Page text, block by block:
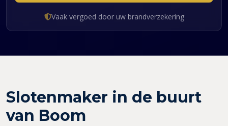
Vaak vergoed door uw brandverzekering
Slotenmaker in de buurt
van Boom